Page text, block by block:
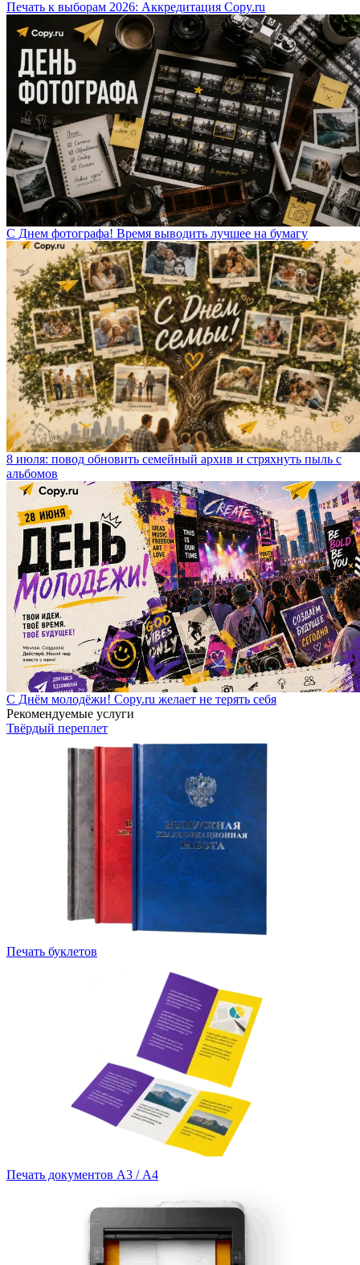
Печать к выборам 2026: Аккредитация Copy.ru
С Днем фотографа! Время выводить лучшее на бумагу
8 июля: повод обновить семейный архив и стряхнуть пыль с
альбомов
С Днём молодёжи! Copy.ru желает не терять себя
Рекомендуемые услуги
Твёрдый переплет
Печать буклетов
Печать документов А3 / А4